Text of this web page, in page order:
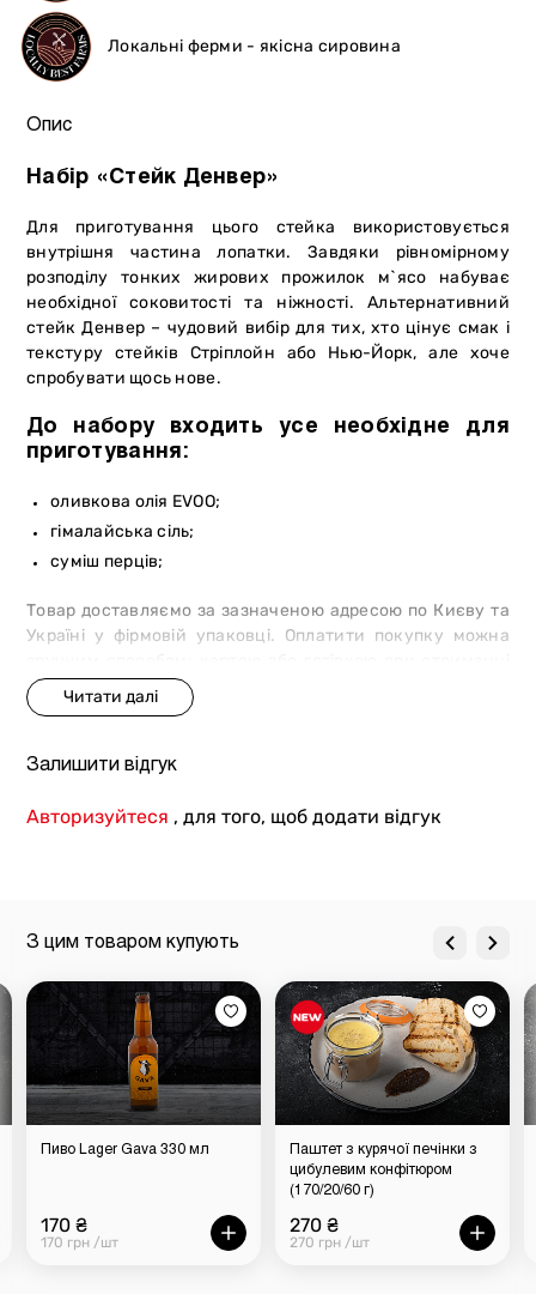
Локальні ферми - якісна сировина
Опис
Набір «Стейк Денвер»
Для приготування цього стейка використовується
внутрішня частина лопатки. Завдяки рівномірному
розподілу тонких жирових прожилок м`ясо набуває
необхідної соковитості та ніжності. Альтернативний
стейк Денвер – чудовий вибір для тих, хто цінує смак і
текстуру стейків Стріплойн або Нью-Йорк, але хоче
спробувати щось нове.
До набору входить усе необхідне для
приготування:
оливкова олія EVOO;
гімалайська сіль;
суміш перців;
Товар доставляємо за зазначеною адресою по Києву та
Україні у фірмовій упаковці. Оплатити покупку можна
замовлення. Також ви завжди можете придбати стейк у
мережі магазинів «М`ясторія».
Залишити відгук
Авторизуйтеся , для того, щоб додати відгук
З цим товаром купують
Пиво Lager Gava 330 мл
170 ₴
170 грн /шт
Паштет з курячої печінки з
цибулевим конфітюром
(170/20/60 г)
270 ₴
270 грн /шт